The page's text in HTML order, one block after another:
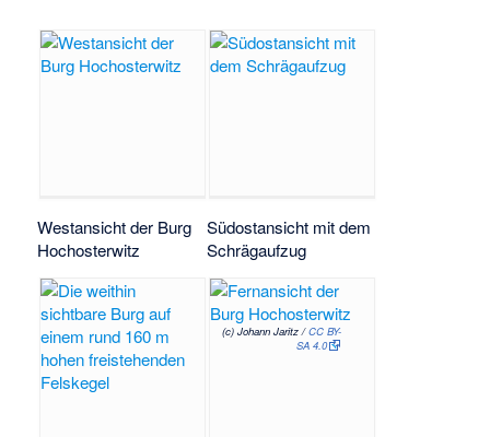
Westansicht der Burg
Hochosterwitz
Südostansicht mit dem
Schrägaufzug
(c) Johann Jaritz /CC BY-
SA 4.0